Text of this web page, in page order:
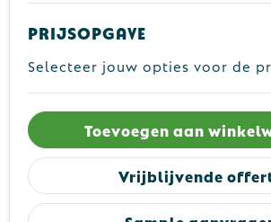
Prijsopgave
Selecteer jouw opties voor de
Toevoegen aan
Vrijblijvende